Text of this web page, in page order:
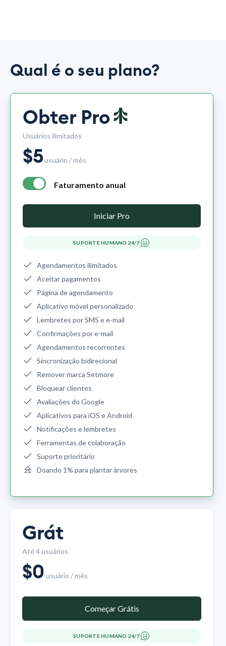
Qual é o seu plano?
Obter Pro
Usuários ilimitados
$5usuário / mês
annual billing - free plan $0 per month, pro plan $5 per
Faturamento anual
Iniciar Pro
SUPORTE HUMANO 24/7
Agendamentos ilimitados
Aceitar pagamentos
Página de agendamento
Aplicativo móvel personalizado
Lembretes por SMS e e-mail
Confirmações por e-mail
Agendamentos recorrentes
Sincronização bidirecional
Remover marca Setmore
Bloquear clientes
Avaliações do Google
Aplicativos para iOS e Android
Notificações e lembretes
Ferramentas de colaboração
Suporte prioritário
Doando 1% para plantar árvores
Grát
Até 4 usuários
$0 usuário / mês
Começar Grátis
SUPORTE HUMANO 24/7